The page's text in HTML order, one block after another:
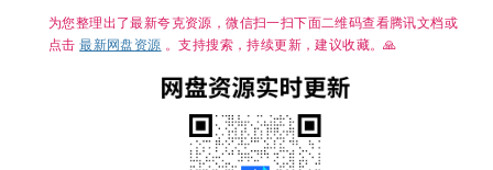
为您整理出了最新夸克资源，微信扫一扫下面二维码查看腾讯文档或
点击最新网盘资源 。支持搜索，持续更新，建议收藏。🙏